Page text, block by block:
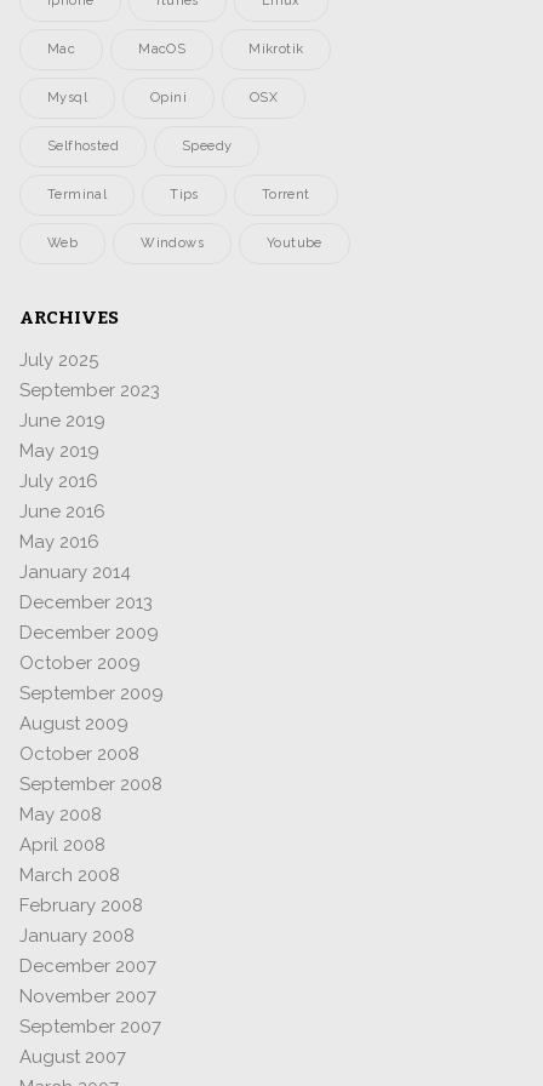
Mac MacOS Mikrotik
Mysql Opini OSX
Selfhosted Speedy
Terminal Tips Torrent
Web Windows Youtube
ARCHIVES
July 2025
September 2023
June 2019
May 2019
July 2016
June 2016
May 2016
January 2014
December 2013
December 2009
October 2009
September 2009
August 2009
October 2008
September 2008
May 2008
April 2008
March 2008
February 2008
January 2008
December 2007
November 2007
September 2007
August 2007